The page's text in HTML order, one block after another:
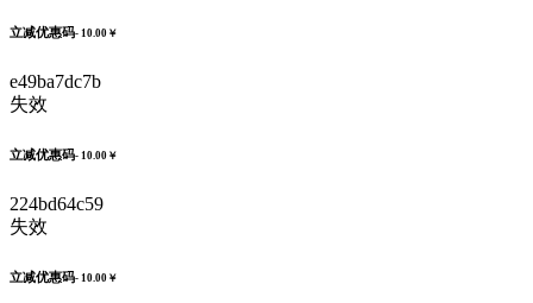
立减优惠码- 10.00￥
e49ba7dc7b
失效
立减优惠码- 10.00￥
224bd64c59
失效
立减优惠码- 10.00￥